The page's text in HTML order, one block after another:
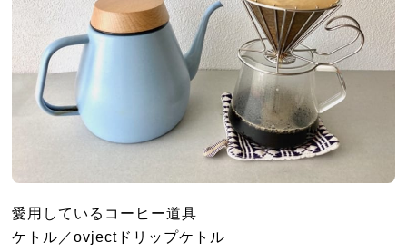
愛用しているコーヒー道具
ケトル／ovjectドリップケトル